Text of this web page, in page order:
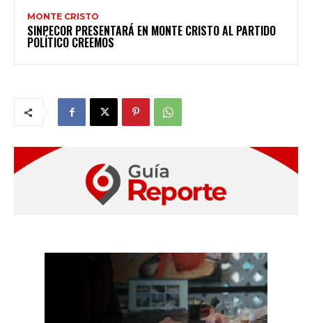
MONTE CRISTO
SINPECOR PRESENTARÁ EN MONTE CRISTO AL PARTIDO
POLÍTICO CREEMOS